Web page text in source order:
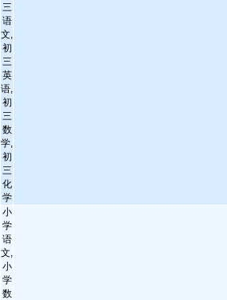
三
语
文,
初
三
英
语,
初
三
数
学,
初
三
化
学
小
学
语
文,
小
学
数